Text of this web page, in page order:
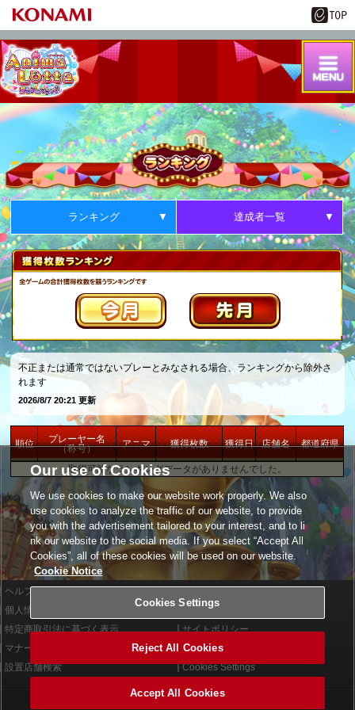
ランキング 達成者一覧
不正または通常ではないプレーとみなされる場合、ランキングから除外さ
れます
2026/8/7 20:21 更新
順位
プレーヤー名
（称号）
アニマ 獲得枚数 獲得日 店舗名 都道府県
取得可能なランキングデータがありませんでした。
ヘルプ
個人情報等保護方針
外部送信について
特定商取引法に基づく表示
サイトポリシー
マナー＆ルール
お問い合わせ
設置店舗検索
Cookies Settings
Our use of Cookies
We use cookies to make our website work properly. We also
use cookies to analyze the traffic of our website, to provide
you with the advertisement tailored to your interest, and to li
nk our website to the social media. If you select “Accept All
Cookies”, all of these cookies will be used on our website.
Cookie Notice
Cookies Settings
Reject All Cookies
Accept All Cookies